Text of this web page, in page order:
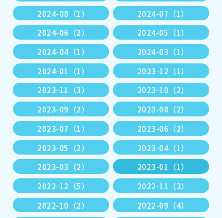
2024-08（1）
2024-07（1）
2024-06（2）
2024-05（1）
2024-04（1）
2024-03（1）
2024-01（1）
2023-12（1）
2023-11（3）
2023-10（2）
2023-09（2）
2023-08（2）
2023-07（1）
2023-06（2）
2023-05（2）
2023-04（1）
2023-03（2）
2023-01（1）
2022-12（5）
2022-11（3）
2022-10（2）
2022-09（4）